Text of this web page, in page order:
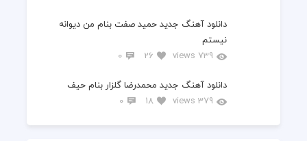
دانلود آهنگ جدید حمید صفت بنام من دیوانه
نیستم
739 views
26
0
دانلود آهنگ جدید محمدرضا گلزار بنام حیف
379 views
18
0